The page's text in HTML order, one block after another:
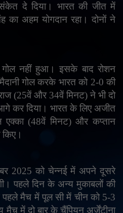
दे दिया। भारत की जीत में
का अहम योगदान रहा। दोनों ने
नहीं हुआ। इसके बाद रोशन
गोल करके भारत को 2-0 की
(25वें और 34वें मिनट) ने भी दो
कर दिया। भारत के लिए अजीत
एक्का (48वें मिनट) और कप्तान
किए।
2025 को चेन्नई में अपने दूसरे
पहले दिन के अन्य मुकाबलों की
मैच में पूल सी में चीन को 5-3
में दो बार के चैंपियन अर्जेंटीना